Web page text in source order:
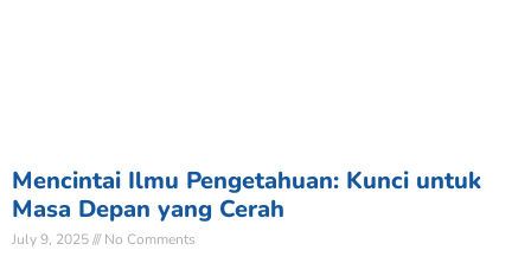
Mencintai Ilmu Pengetahuan: Kunci untuk
Masa Depan yang Cerah
July 9, 2025 No Comments